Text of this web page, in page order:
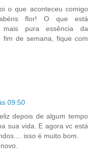
o que aconteceu comigo
flor! O que está
pura essência da
fim de semana, fique com
09:50
depois de algum tempo
sua vida. E agora vc está
isso é muito bom.